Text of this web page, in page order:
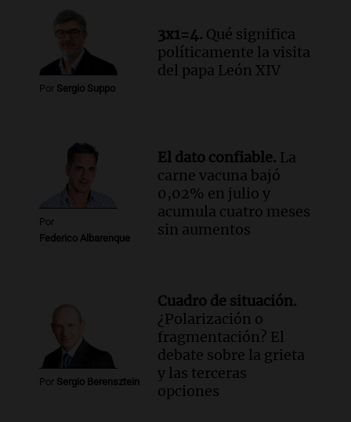
historia nacida en Córdoba
Viva la Radio
Episodios
Audio.
Monseñor Fenoy celebra la visita
de León XIV a Argentina y reflexiona
Episodios
Audio. El ministro de Economía de Santa
Fe relativiza el impacto del fallo sobre
jubilaciones en la provincia
Panorama Federal
Episodios
Por Sergio Suppo
3x1=4. Qué significa
políticamente la visita
del papa León XIV
Por
Federico Albarenque
El dato confiable. La
carne vacuna bajó
0,02% en julio y
acumula cuatro meses
sin aumentos
Por Sergio Berensztein
Cuadro de situación.
¿Polarización o
fragmentación? El
debate sobre la grieta
y las terceras
opciones